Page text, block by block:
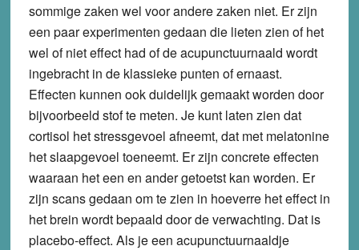
sommige zaken wel voor andere zaken niet. Er zijn
een paar experimenten gedaan die lieten zien of het
wel of niet effect had of de acupunctuurnaald wordt
ingebracht in de klassieke punten of ernaast.
Effecten kunnen ook duidelijk gemaakt worden door
bijvoorbeeld stof te meten. Je kunt laten zien dat
cortisol het stressgevoel afneemt, dat met melatonine
het slaapgevoel toeneemt. Er zijn concrete effecten
waaraan het een en ander getoetst kan worden. Er
zijn scans gedaan om te zien in hoeverre het effect in
het brein wordt bepaald door de verwachting. Dat is
placebo-effect. Als je een acupunctuurnaaldje